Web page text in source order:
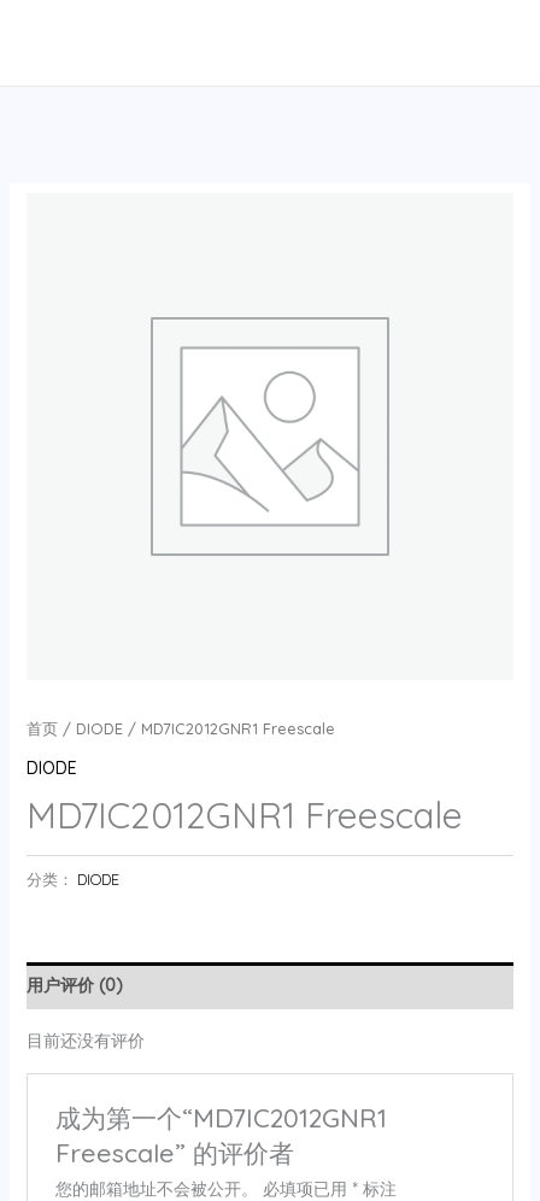
首页/ DIODE/ MD7IC2012GNR1 Freescale
DIODE
MD7IC2012GNR1 Freescale
分类： DIODE
用户评价 (0)
目前还没有评价
成为第一个“MD7IC2012GNR1
Freescale” 的评价者
您的邮箱地址不会被公开。 必填项已用 *标注